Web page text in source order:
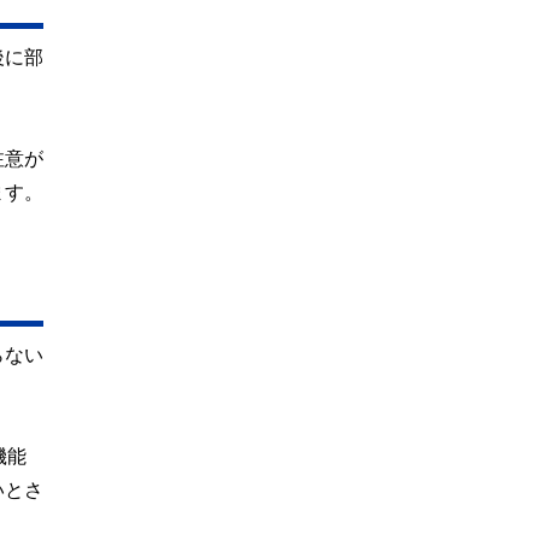
に部
意が
。
ない
能
さ